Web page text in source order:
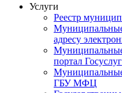
Услуги
Реестр
адресу
Муниципальные
портал Госуслуг
Муниципальные
ГБУ МФЦ